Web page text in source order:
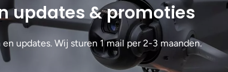
updates & promoties
updates. Wij sturen 1 mail per 2-3 maanden.